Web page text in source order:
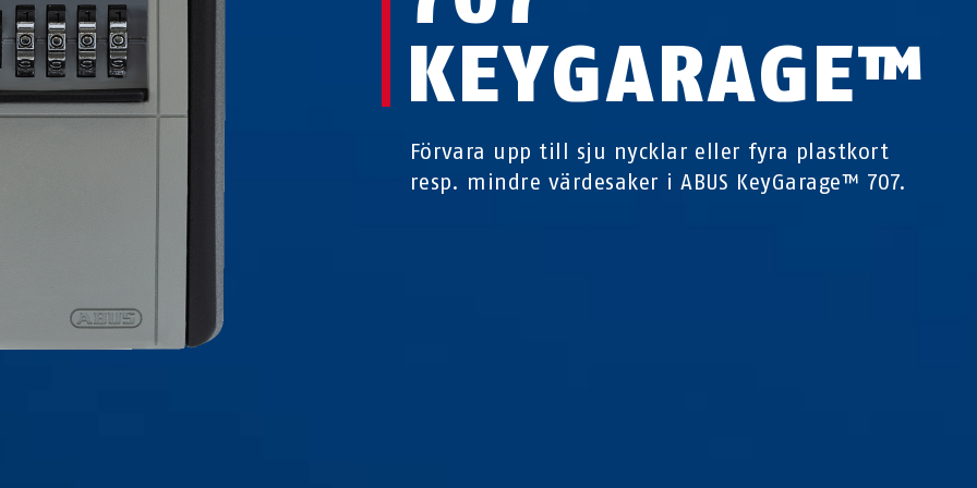
KEYGARAGE™
Förvara upp till sju nycklar eller fyra plastkort
resp. mindre värdesaker i ABUS KeyGarage™ 707.